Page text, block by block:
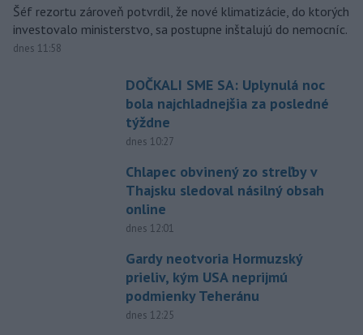
Šéf rezortu zároveň potvrdil, že nové klimatizácie, do ktorých
investovalo ministerstvo, sa postupne inštalujú do nemocníc.
dnes 11:58
DOČKALI SME SA: Uplynulá noc
bola najchladnejšia za posledné
týždne
dnes 10:27
Chlapec obvinený zo streľby v
Thajsku sledoval násilný obsah
online
dnes 12:01
Gardy neotvoria Hormuzský
prieliv, kým USA neprijmú
podmienky Teheránu
dnes 12:25